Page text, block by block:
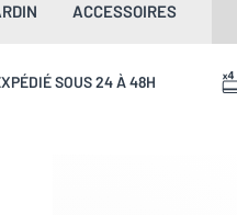
ACCESSOIRES
SOUS 24 À 48H